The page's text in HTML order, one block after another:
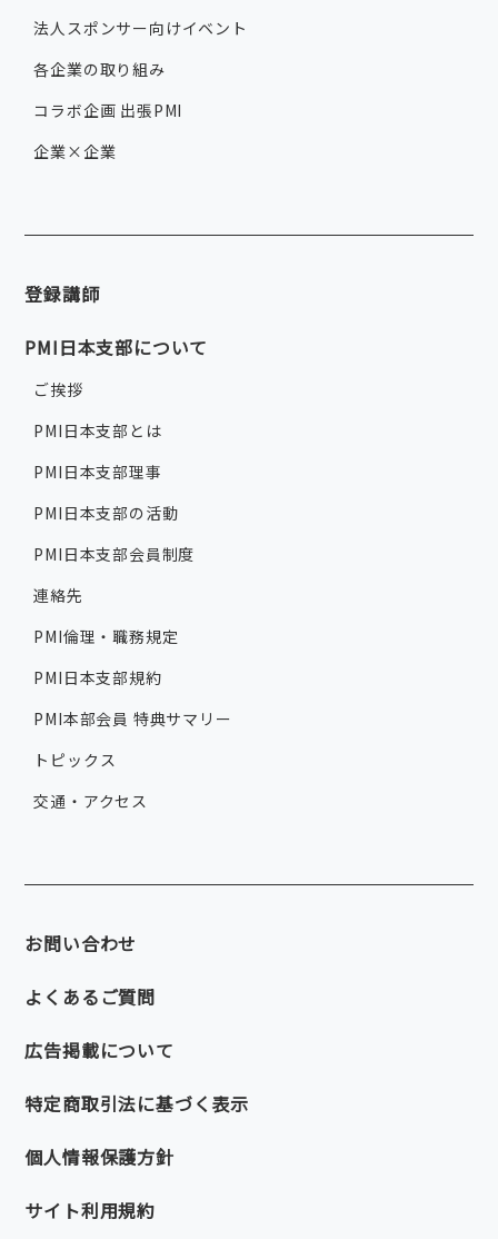
法人スポンサー向けイベント
各企業の取り組み
コラボ企画 出張PMI
企業×企業
登録講師
PMI日本支部について
ご挨拶
PMI日本支部とは
PMI日本支部理事
PMI日本支部の活動
PMI日本支部会員制度
連絡先
PMI倫理・職務規定
PMI日本支部規約
PMI本部会員 特典サマリー
トピックス
交通・アクセス
お問い合わせ
よくあるご質問
広告掲載について
特定商取引法に基づく表示
個人情報保護方針
サイト利用規約